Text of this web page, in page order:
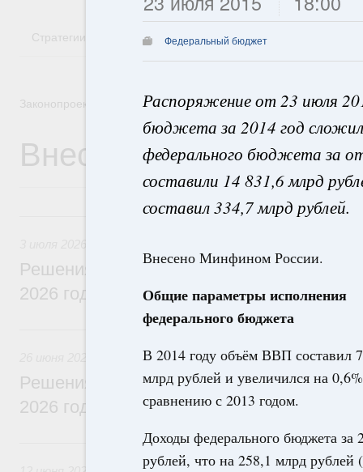
Федеральный бюджет
Распоряжение от 23 июля
бюджета за 2014 год
федерального бюджета за
составили 14 831,6 млрд
составил 334,7 млрд рублей.
Внесено Минфином России.
Общие параметры исполнения
федерального бюджета
В 2014 году объём ВВП составил
млрд рублей и увеличился на
сравнению с 2013 годом.
Доходы федерального бюджета
рублей, что на 258,1 млрд рублей
Стратегии Государственные программы
Законопроектная деятельность
Внесение
3 июля, пятница
Решения, принятые на заседании
2026 года
26 июня, пятница
Решения, принятые на заседании
2026 года
12 июня, пятница